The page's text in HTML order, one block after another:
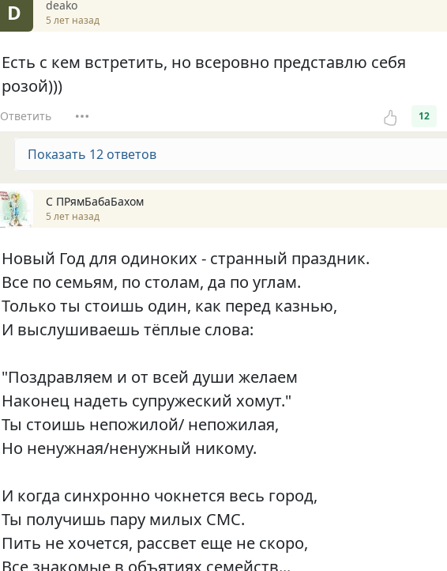
D deako
5 лет назад
Есть с кем встретить, но всеровно представлю себя
розой)))
Ответить 12
Показать 12 ответов
С ПРямБабаБахом
5 лет назад
Новый Год для одиноких - странный праздник.
Все по семьям, по столам, да по углам.
Только ты стоишь один, как перед казнью,
И выслушиваешь тёплые слова:
"Поздравляем и от всей души желаем
Наконец надеть супружеский хомут."
Ты стоишь непожилой/ непожилая,
Но ненужная/ненужный никому.
И когда синхронно чокнется весь город,
Ты получишь пару милых СМС.
Пить не хочется, рассвет еще не скоро,
Все знакомые в объятиях семейств...